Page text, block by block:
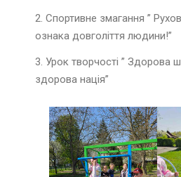
Спортивне змагання ”
ознака довголіття людини!”
Урок творчості ” Здорова
здорова нація”